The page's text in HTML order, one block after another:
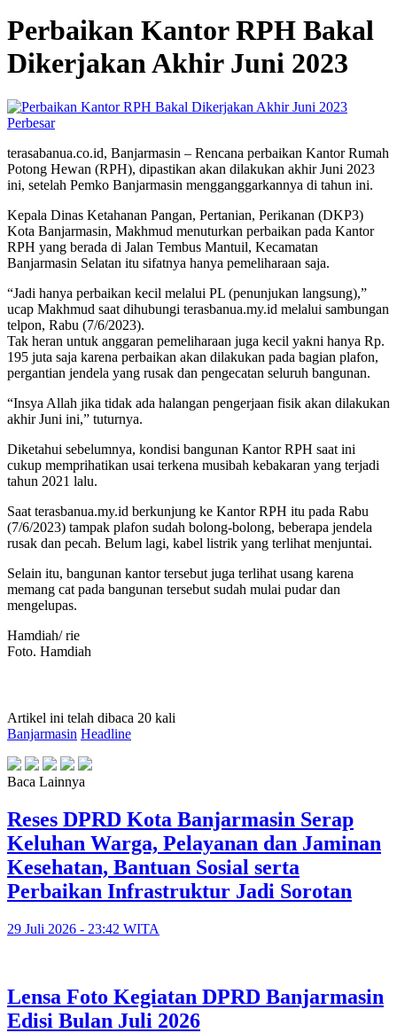
Perbaikan Kantor RPH Bakal
Dikerjakan Akhir Juni 2023
Perbesar
terasabanua.co.id, Banjarmasin – Rencana perbaikan Kantor Rumah
Potong Hewan (RPH), dipastikan akan dilakukan akhir Juni 2023
ini, setelah Pemko Banjarmasin mengganggarkannya di tahun ini.
Kepala Dinas Ketahanan Pangan, Pertanian, Perikanan (DKP3)
Kota Banjarmasin, Makhmud menuturkan perbaikan pada Kantor
RPH yang berada di Jalan Tembus Mantuil, Kecamatan
Banjarmasin Selatan itu sifatnya hanya pemeliharaan saja.
“Jadi hanya perbaikan kecil melalui PL (penunjukan langsung),”
ucap Makhmud saat dihubungi terasbanua.my.id melalui sambungan
telpon, Rabu (7/6/2023).
Tak heran untuk anggaran pemeliharaan juga kecil yakni hanya Rp.
195 juta saja karena perbaikan akan dilakukan pada bagian plafon,
pergantian jendela yang rusak dan pengecatan seluruh bangunan.
“Insya Allah jika tidak ada halangan pengerjaan fisik akan dilakukan
akhir Juni ini,” tuturnya.
Diketahui sebelumnya, kondisi bangunan Kantor RPH saat ini
cukup memprihatikan usai terkena musibah kebakaran yang terjadi
tahun 2021 lalu.
Saat terasbanua.my.id berkunjung ke Kantor RPH itu pada Rabu
(7/6/2023) tampak plafon sudah bolong-bolong, beberapa jendela
rusak dan pecah. Belum lagi, kabel listrik yang terlihat menjuntai.
Selain itu, bangunan kantor tersebut juga terlihat usang karena
memang cat pada bangunan tersebut sudah mulai pudar dan
mengelupas.
Hamdiah/ rie
Foto. Hamdiah
Artikel ini telah dibaca 20 kali
Banjarmasin Headline
Baca Lainnya
Reses DPRD Kota Banjarmasin Serap
Keluhan Warga, Pelayanan dan Jaminan
Kesehatan, Bantuan Sosial serta
Perbaikan Infrastruktur Jadi Sorotan
29 Juli 2026 - 23:42 WITA
Lensa Foto Kegiatan DPRD Banjarmasin
Edisi Bulan Juli 2026